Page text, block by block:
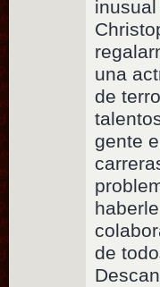
una
de
gente
de